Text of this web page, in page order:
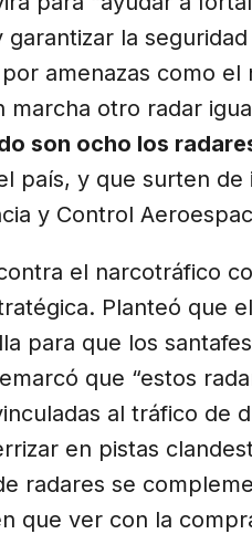
la
amenazas como el
marcha otro radar
son ocho los
país, y que surten de
y Control
el narcotráfico
Planteó que
para que los
que “estos
al tráfico de
en pistas
radares se
que ver con la